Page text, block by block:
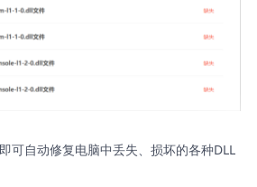
可自动修复电脑中丢失、损坏的各种DLL